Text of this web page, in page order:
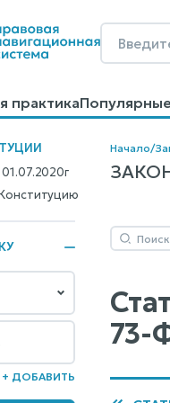
практика
материалы
+ ДОБАВИТЬ
Начало/
73-